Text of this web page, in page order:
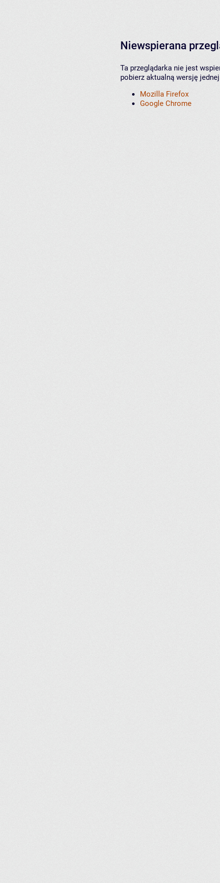
Niewspierana
Ta przeglądarka nie jest
pobierz aktualną wersję
Mozilla Firefox
Google Chrome